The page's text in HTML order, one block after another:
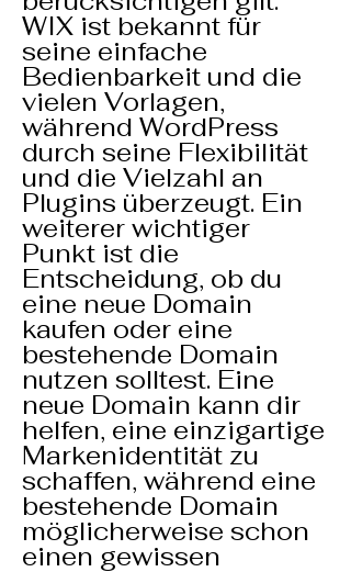
WIX ist bekannt für
seine einfache
Bedienbarkeit und die
vielen Vorlagen,
während WordPress
durch seine Flexibilität
und die Vielzahl an
Plugins überzeugt. Ein
weiterer wichtiger
Punkt ist die
Entscheidung, ob du
eine neue Domain
kaufen oder eine
bestehende Domain
nutzen solltest. Eine
neue Domain kann dir
helfen, eine einzigartige
Markenidentität zu
schaffen, während eine
bestehende Domain
möglicherweise schon
einen gewissen